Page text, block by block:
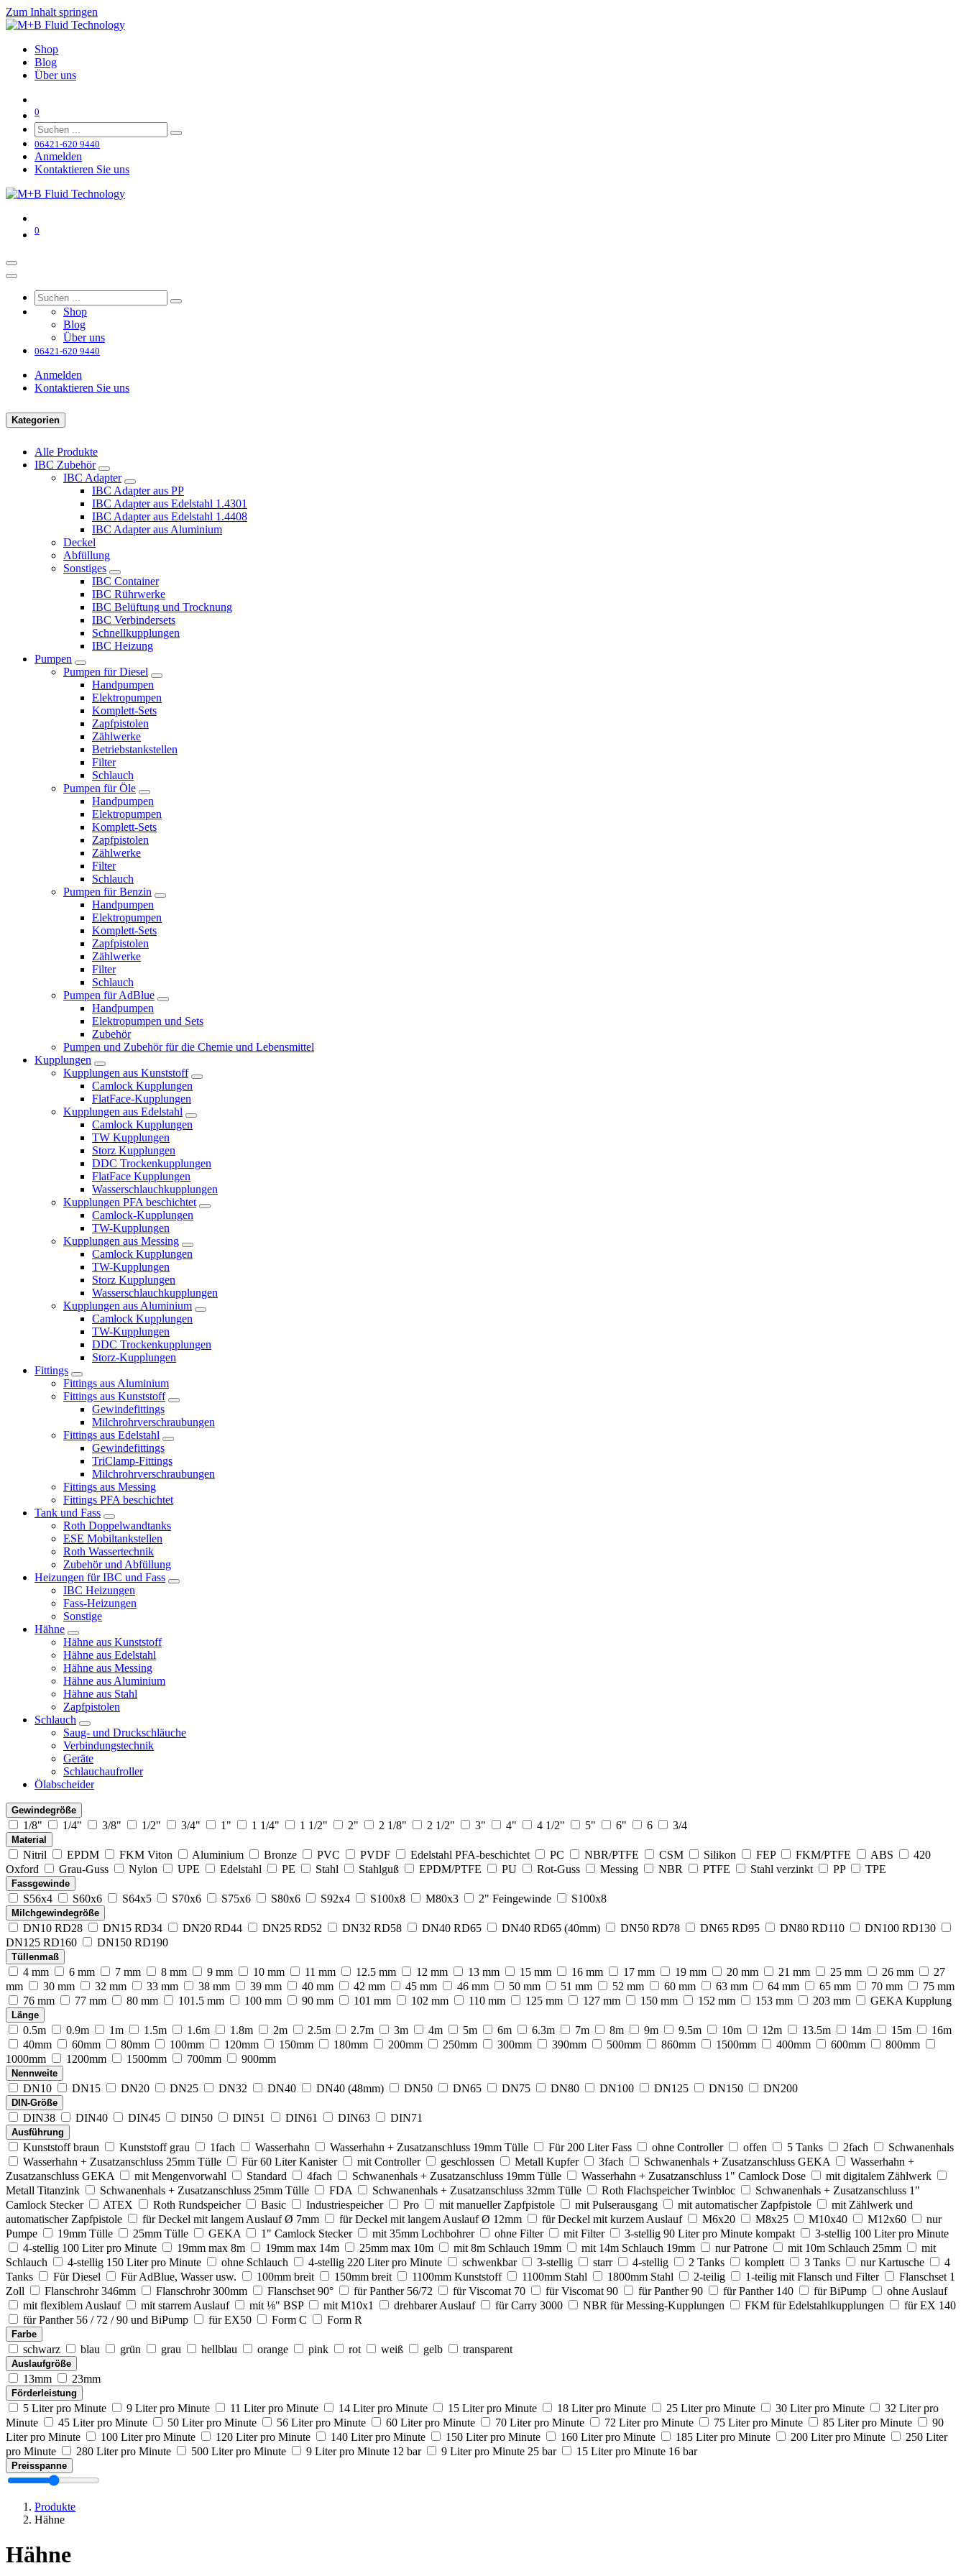
Zum Inhalt springen
Shop
Blog
Über uns
0
06421-620 9440
Anmelden
Kontaktieren Sie uns
0
Shop
Blog
Über uns
06421-620 9440
Anmelden
Kontaktieren Sie uns
Kategorien
Alle Produkte
IBC Zubehör
IBC Adapter
IBC Adapter aus PP
IBC Adapter aus Edelstahl 1.4301
IBC Adapter aus Edelstahl 1.4408
IBC Adapter aus Aluminium
Deckel
Abfüllung
Sonstiges
IBC Container
IBC Rührwerke
IBC Belüftung und Trocknung
IBC Verbindersets
Schnellkupplungen
IBC Heizung
Pumpen
Pumpen für Diesel
Handpumpen
Elektropumpen
Komplett-Sets
Zapfpistolen
Zählwerke
Betriebstankstellen
Filter
Schlauch
Pumpen für Öle
Handpumpen
Elektropumpen
Komplett-Sets
Zapfpistolen
Zählwerke
Filter
Schlauch
Pumpen für Benzin
Handpumpen
Elektropumpen
Komplett-Sets
Zapfpistolen
Zählwerke
Filter
Schlauch
Pumpen für AdBlue
Handpumpen
Elektropumpen und Sets
Zubehör
Pumpen und Zubehör für die Chemie und Lebensmittel
Kupplungen
Kupplungen aus Kunststoff
Camlock Kupplungen
FlatFace-Kupplungen
Kupplungen aus Edelstahl
Camlock Kupplungen
TW Kupplungen
Storz Kupplungen
DDC Trockenkupplungen
FlatFace Kupplungen
Wasserschlauchkupplungen
Kupplungen PFA beschichtet
Camlock-Kupplungen
TW-Kupplungen
Kupplungen aus Messing
Camlock Kupplungen
TW-Kupplungen
Storz Kupplungen
Wasserschlauchkupplungen
Kupplungen aus Aluminium
Camlock Kupplungen
TW-Kupplungen
DDC Trockenkupplungen
Storz-Kupplungen
Fittings
Fittings aus Aluminium
Fittings aus Kunststoff
Gewindefittings
Milchrohrverschraubungen
Fittings aus Edelstahl
Gewindefittings
TriClamp-Fittings
Milchrohrverschraubungen
Fittings aus Messing
Fittings PFA beschichtet
Tank und Fass
Roth Doppelwandtanks
ESE Mobiltankstellen
Roth Wassertechnik
Zubehör und Abfüllung
Heizungen für IBC und Fass
IBC Heizungen
Fass-Heizungen
Sonstige
Hähne
Hähne aus Kunststoff
Hähne aus Edelstahl
Hähne aus Messing
Hähne aus Aluminium
Hähne aus Stahl
Zapfpistolen
Schlauch
Saug- und Druckschläuche
Verbindungstechnik
Geräte
Schlauchaufroller
Ölabscheider
Gewindegröße
1/8" 1/4" 3/8" 1/2" 3/4" 1" 1 1/4" 1 1/2" 2" 2 1/8" 2 1/2" 3" 4" 4 1/2" 5" 6" 6 3/4
Material
Nitril EPDM FKM Viton Aluminium Bronze PVC PVDF Edelstahl PFA-beschichtet PC NBR/PTFE CSM Silikon FEP FKM/PTFE ABS
420
Oxford
Grau-Guss Nylon UPE Edelstahl PE Stahl Stahlguß EPDM/PTFE PU Rot-Guss Messing NBR PTFE Stahl verzinkt PP TPE
Fassgewinde
S56x4 S60x6 S64x5 S70x6 S75x6 S80x6 S92x4 S100x8 M80x3 2" Feingewinde S100x8
Milchgewindegröße
DN10 RD28 DN15 RD34 DN20 RD44 DN25 RD52 DN32 RD58 DN40 RD65 DN40 RD65 (40mm) DN50 RD78 DN65 RD95 DN80 RD110
DN100 RD130
DN125 RD160
DN150 RD190
Tüllenmaß
4 mm 6 mm 7 mm 8 mm 9 mm 10 mm 11 mm 12.5 mm 12 mm 13 mm 15 mm 16 mm 17 mm 19 mm 20 mm 21 mm 25 mm 26 mm
27
mm
30 mm 32 mm 33 mm 38 mm 39 mm 40 mm 42 mm 45 mm 46 mm 50 mm 51 mm 52 mm 60 mm 63 mm 64 mm 65 mm 70 mm
75 mm
76 mm
77 mm 80 mm 101.5 mm 100 mm 90 mm 101 mm 102 mm 110 mm 125 mm 127 mm 150 mm 152 mm 153 mm 203 mm GEKA Kupplung
Länge
0.5m 0.9m 1m 1.5m 1.6m 1.8m 2m 2.5m 2.7m 3m 4m 5m 6m 6.3m 7m 8m 9m 9.5m 10m 12m 13.5m 14m 15m
16m
40mm
60mm 80mm 100mm 120mm 150mm 180mm 200mm 250mm 300mm 390mm 500mm 860mm 1500mm 400mm 600mm
800mm
1000mm
1200mm 1500mm 700mm 900mm
Nennweite
DN10 DN15 DN20 DN25 DN32 DN40 DN40 (48mm) DN50 DN65 DN75 DN80 DN100 DN125 DN150 DN200
DIN-Größe
DIN38 DIN40 DIN45 DIN50 DIN51 DIN61 DIN63 DIN71
Ausführung
Kunststoff braun Kunststoff grau 1fach Wasserhahn Wasserhahn + Zusatzanschluss 19mm Tülle Für 200 Liter Fass ohne Controller offen 5 Tanks 2fach
Schwanenhals
Wasserhahn + Zusatzanschluss 25mm Tülle
Für 60 Liter Kanister mit Controller geschlossen Metall Kupfer 3fach Schwanenhals + Zusatzanschluss GEKA
Wasserhahn +
Zusatzanschluss GEKA
mit Mengenvorwahl Standard 4fach Schwanenhals + Zusatzanschluss 19mm Tülle Wasserhahn + Zusatzanschluss 1" Camlock Dose
mit digitalem Zählwerk
Metall Titanzink
Schwanenhals + Zusatzanschluss 25mm Tülle FDA Schwanenhals + Zusatzanschluss 32mm Tülle Roth Flachspeicher Twinbloc
Schwanenhals + Zusatzanschluss 1"
Camlock Stecker
ATEX Roth Rundspeicher Basic Industriespeicher Pro mit manueller Zapfpistole mit Pulserausgang mit automatischer Zapfpistole
mit Zählwerk und
automatischer Zapfpistole
für Deckel mit langem Auslauf Ø 7mm für Deckel mit langem Auslauf Ø 12mm für Deckel mit kurzem Auslauf M6x20 M8x25 M10x40 M12x60
nur
Pumpe
19mm Tülle 25mm Tülle GEKA 1" Camlock Stecker mit 35mm Lochbohrer ohne Filter mit Filter 3-stellig 90 Liter pro Minute kompakt
3-stellig 100 Liter pro Minute
4-stellig 100 Liter pro Minute
19mm max 8m 19mm max 14m 25mm max 10m mit 8m Schlauch 19mm mit 14m Schlauch 19mm nur Patrone mit 10m Schlauch 25mm
mit
Schlauch
4-stellig 150 Liter pro Minute ohne Schlauch 4-stellig 220 Liter pro Minute schwenkbar 3-stellig starr 4-stellig 2 Tanks komplett 3 Tanks nur Kartusche
4
Tanks
Für Diesel Für AdBlue, Wasser usw. 100mm breit 150mm breit 1100mm Kunststoff 1100mm Stahl 1800mm Stahl 2-teilig 1-teilig mit Flansch und Filter
Flanschset 1
Zoll
Flanschrohr 346mm Flanschrohr 300mm Flanschset 90° für Panther 56/72 für Viscomat 70 für Viscomat 90 für Panther 90 für Panther 140 für BiPump
ohne Auslauf
mit flexiblem Auslauf
mit starrem Auslauf mit ⅛" BSP mit M10x1 drehbarer Auslauf für Carry 3000 NBR für Messing-Kupplungen FKM für Edelstahlkupplungen
für EX 140
für Panther 56 / 72 / 90 und BiPump
für EX50 Form C Form R
Farbe
schwarz blau grün grau hellblau orange pink rot weiß gelb transparent
Auslaufgröße
13mm 23mm
Förderleistung
5 Liter pro Minute 9 Liter pro Minute 11 Liter pro Minute 14 Liter pro Minute 15 Liter pro Minute 18 Liter pro Minute 25 Liter pro Minute 30 Liter pro Minute
32 Liter pro
Minute
45 Liter pro Minute 50 Liter pro Minute 56 Liter pro Minute 60 Liter pro Minute 70 Liter pro Minute 72 Liter pro Minute 75 Liter pro Minute 85 Liter pro Minute
90
Liter pro Minute
100 Liter pro Minute 120 Liter pro Minute 140 Liter pro Minute 150 Liter pro Minute 160 Liter pro Minute 185 Liter pro Minute 200 Liter pro Minute
250 Liter
pro Minute
280 Liter pro Minute 500 Liter pro Minute 9 Liter pro Minute 12 bar 9 Liter pro Minute 25 bar 15 Liter pro Minute 16 bar
Preisspanne
Produkte
Hähne
Hähne